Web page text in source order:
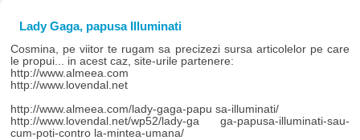
Lady Gaga, papusa Illuminati
Cosmina, pe viitor te rugam sa precizezi sursa articolelor pe care
le propui... in acest caz, site-urile partenere:
http://www.almeea.com
http://www.lovendal.net
http://www.almeea.com/lady-gaga-papu sa-illuminati/
http://www.lovendal.net/wp52/lady-ga ga-papusa-illuminati-sau-
cum-poti-contro la-mintea-umana/